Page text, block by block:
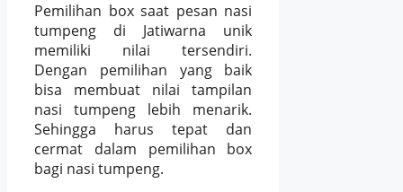
Pemilihan box saat pesan nasi
tumpeng di Jatiwarna unik
memiliki nilai tersendiri.
Dengan pemilihan yang baik
bisa membuat nilai tampilan
nasi tumpeng lebih menarik.
Sehingga harus tepat dan
cermat dalam pemilihan box
bagi nasi tumpeng.